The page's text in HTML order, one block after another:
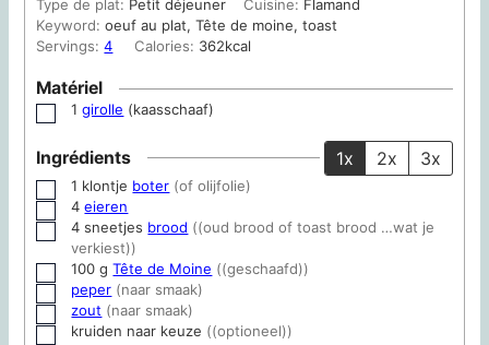
Type de plat: Petit déjeuner Cuisine: Flamand
Keyword:oeuf au plat, Tête de moine, toast
Servings:4 Calories: 362kcal
Matériel
▢
1girolle (kaasschaaf)
Ingrédients 1x 2x 3x
▢
1 klontje boter (of olijfolie)
▢
4 eieren
▢
4 sneetjes brood ((oud brood of toast brood …wat je
verkiest))
▢
100 g Tête de Moine ((geschaafd))
▢
peper (naar smaak)
▢
zout (naar smaak)
▢
kruiden naar keuze ((optioneel))